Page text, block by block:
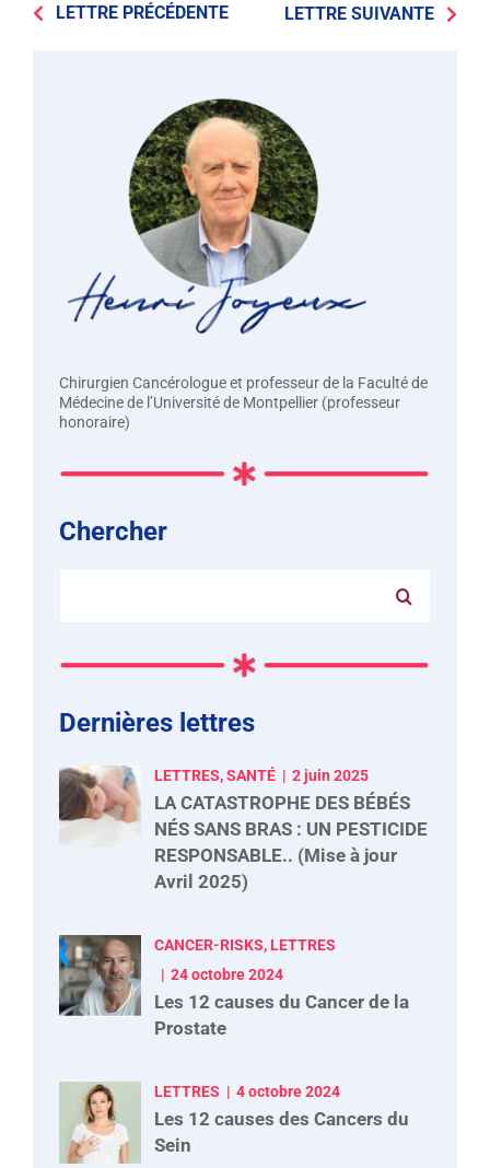
LETTRE PRÉCÉDENTE LETTRE SUIVANTE
Chirurgien Cancérologue et professeur de la Faculté de
Médecine de l’Université de Montpellier (professeur
honoraire)
Chercher
Dernières lettres
LETTRES, SANTÉ 2 juin 2025
LA CATASTROPHE DES BÉBÉS
NÉS SANS BRAS : UN PESTICIDE
RESPONSABLE.. (Mise à jour
Avril 2025)
CANCER-RISKS, LETTRES
24 octobre 2024
Les 12 causes du Cancer de la
Prostate
LETTRES 4 octobre 2024
Les 12 causes des Cancers du
Sein